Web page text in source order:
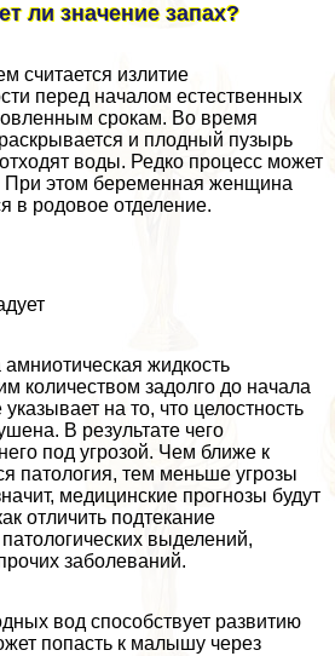
ли значение запах?
считается излитие
перед началом естественных
срокам. Во время
и плодный пузырь
воды. Редко процесс может
При этом беременная женщина
в родовое отделение.
жидкость
количеством задолго до начала
на то, что целостность
В результате чего
под угрозой. Чем ближе к
патология, тем меньше угрозы
медицинские прогнозы будут
отличить подтекание
выделений,
заболеваний.
вод способствует развитию
попасть к малышу через